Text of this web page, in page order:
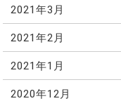
2021年3月
2021年2月
2021年1月
2020年12月